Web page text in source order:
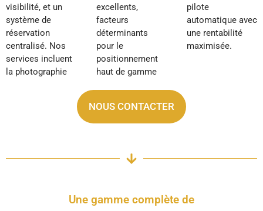
visibilité, et un
système de
réservation
centralisé. Nos
services incluent
la photographie
excellents,
facteurs
déterminants
pour le
positionnement
haut de gamme
pilote
automatique avec
une rentabilité
maximisée.
NOUS CONTACTER
Une gamme complète de